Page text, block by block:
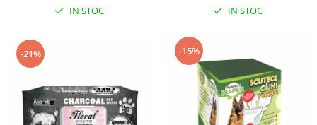
IN STOC IN STOC
-21% -15%